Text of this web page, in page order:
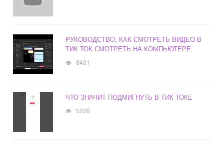
РУКОВОДСТВО, КАК СМОТРЕТЬ ВИДЕО В
ТИК ТОК СМОТРЕТЬ НА КОМПЬЮТЕРЕ
8431
ЧТО ЗНАЧИТ ПОДМИГНУТЬ В ТИК ТОКЕ
5226